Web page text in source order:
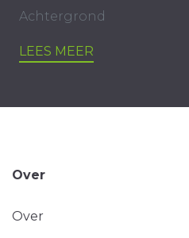
Achtergrond
LEES MEER
Over
Over